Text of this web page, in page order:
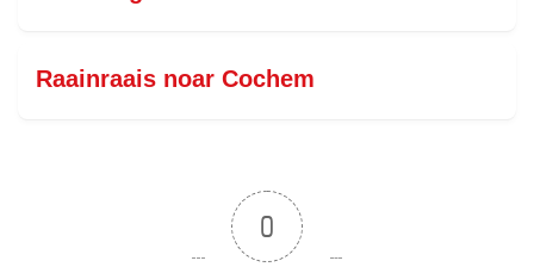
Raainraais noar Cochem
0